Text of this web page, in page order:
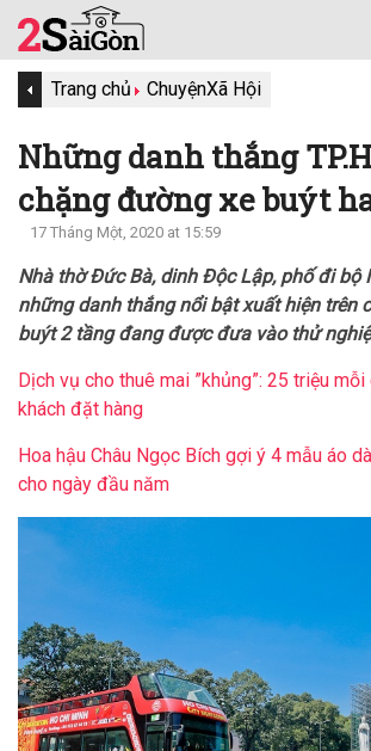
Trang chủ ChuyệnXã Hội
Những danh thắng
chặng đường xe buýt
17 Tháng Một, 2020 at 15:59
Nhà thờ Đức Bà, dinh Độc Lập, phố đi bộ
những danh thắng nổi bật xuất hiện trên
buýt 2 tầng đang được đưa vào thử
Dịch vụ cho thuê mai ”khủng”: 25 triệu
khách đặt hàng
Hoa hậu Châu Ngọc Bích gợi ý 4 mẫu áo
cho ngày đầu năm